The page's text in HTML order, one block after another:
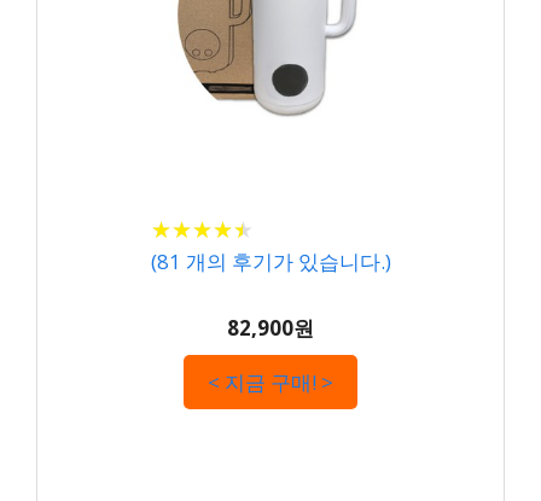
★★★★★
★★★★★
(81 개의 후기가 있습니다.)
82,900원
< 지금 구매! >